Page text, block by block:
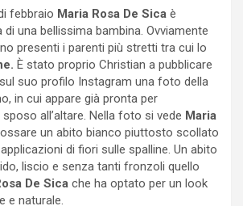
febbraio Maria Rosa De Sica è
una bellissima bambina. Ovviamente
presenti i parenti più stretti tra cui lo
È stato proprio Christian a pubblicare
suo profilo Instagram una foto della
in cui appare già pronta per
all’altare. Nella foto si vede Maria
un abito bianco piuttosto scollato
di fiori sulle spalline. Un abito
liscio e senza tanti fronzoli quello
De Sica che ha optato per un look
e naturale.